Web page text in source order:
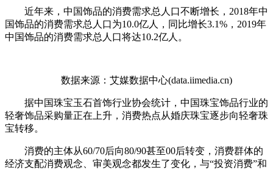
近年来，中国饰品的消费需求总人口不断增长，2018年中
国饰品的消费需求总人口为10.0亿人，同比增长3.1%，2019年
中国饰品的消费需求总人口将达10.2亿人。
数据来源：艾媒数据中心(data.iimedia.cn)
据中国珠宝玉石首饰行业协会统计，中国珠宝饰品行业的
轻奢饰品采购量正在上升，消费热点从婚庆珠宝逐步向轻奢珠
宝转移。
消费的主体从60/70后向80/90甚至00后转变，消费群体的
经济支配消费观念、审美观念都发生了变化，与“投资消费”和